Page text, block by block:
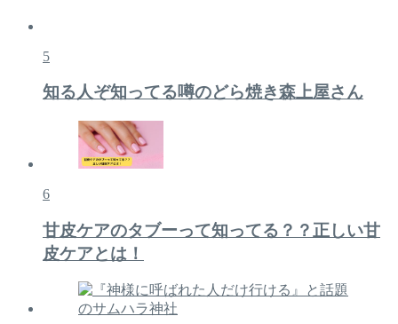
5
知る人ぞ知ってる噂のどら焼き森上屋さん
6
甘皮ケアのタブーって知ってる？？正しい甘
皮ケアとは！